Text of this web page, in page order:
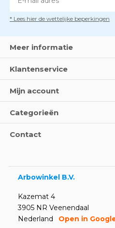
* Lees hier de wettelijke beperkingen
Meer informatie
Klantenservice
Mijn account
Categorieën
Contact
Arbowinkel B.V.
Kazemat 4
3905 NR Veenendaal
Nederland
Open in